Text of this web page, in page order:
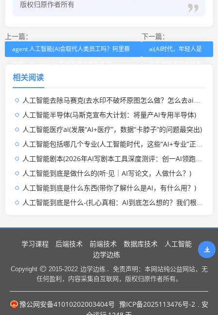
版权归原作者所有
上一篇：
agent 人工智能(AI会取代人类员工吗？阿里蔡
下一篇：
ai(AI时代，年轻人是
相关阅读
人工智能去除马赛克(去水印不破坏原图怎么做？怎么去ai水印？免费去水印工具推荐，实测好用的最新方法)
人工智能半导体(马斯克宣布大计划：将量产AI专用半导体)
人工智能医疗ai(发展“AI+医疗”，数据“卡脖子”的问题最突出)
人工智能包括哪几个专业(人工智能时代，这些“AI+专业”正在逆袭！毕业即抢占高薪赛道)
人工智能剧本(2026年AI写剧本工具深度测评：创一AI领跑剧本写作)
人工智能到底是做什么的(听·见｜AI写论文，人做什么？)
人工智能到底是什么东西(带你了解什么是AI，有什么用？)
人工智能到底是什么-(扎心真相：AI到底怎么想的？我们根本不知道！)
学习课程 后端技术 前端技术 数据库技术
人工智能
边学边练
Copyright 2015-2022 边学边练 .
免责声明：本网站纯公益网站，无
任何盈利，内容采集自互联网，版权归原作者所有。
豫公网安备41010202003404号 豫ICP备2025113476号-2
. 安